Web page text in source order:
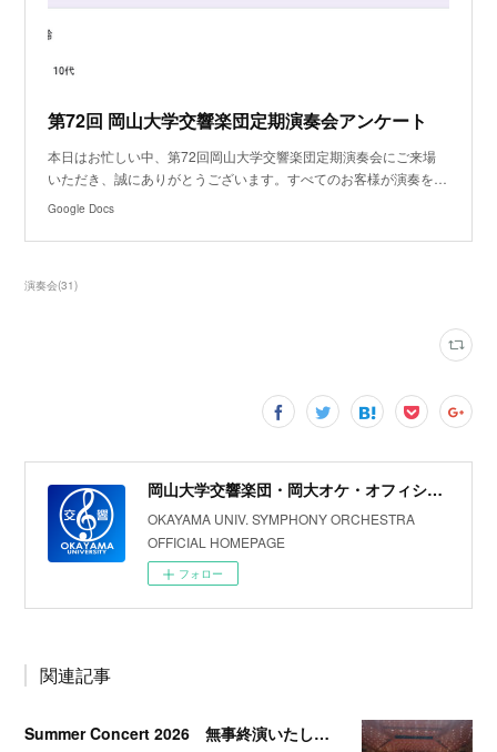
第72回 岡山大学交響楽団定期演奏会アンケート
本日はお忙しい中、第72回岡山大学交響楽団定期演奏会にご来場
いただき、誠にありがとうございます。すべてのお客様が演奏を…
Google Docs
演奏会(31)
岡山大学交響楽団・岡大オケ・オフィシャルホームページ
OKAYAMA UNIV. SYMPHONY ORCHESTRA
OFFICIAL HOMEPAGE
フォロー
関連記事
Summer Concert 2026 無事終演いたしました！